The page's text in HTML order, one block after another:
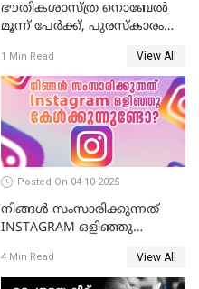
ഭൗതികശാസ്ത്ര നൊബേല്‍
മൂന്ന് പേർക്ക്, പുരസ്‌കാരം
ഗവേഷണത്തിന്
1 Min Read View All
Posted On 04-10-2025
നിങ്ങൾ സംസാരിക്കുന്നത്
INSTAGRAM ഒളിഞ്ഞു
ഇതാണ്!
4 Min Read View All